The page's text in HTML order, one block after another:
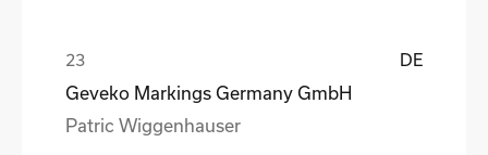
DE
Geveko Markings Germany GmbH
Patric Wiggenhauser